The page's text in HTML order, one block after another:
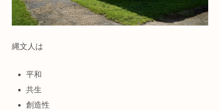
縄文人は
平和
共生
創造性